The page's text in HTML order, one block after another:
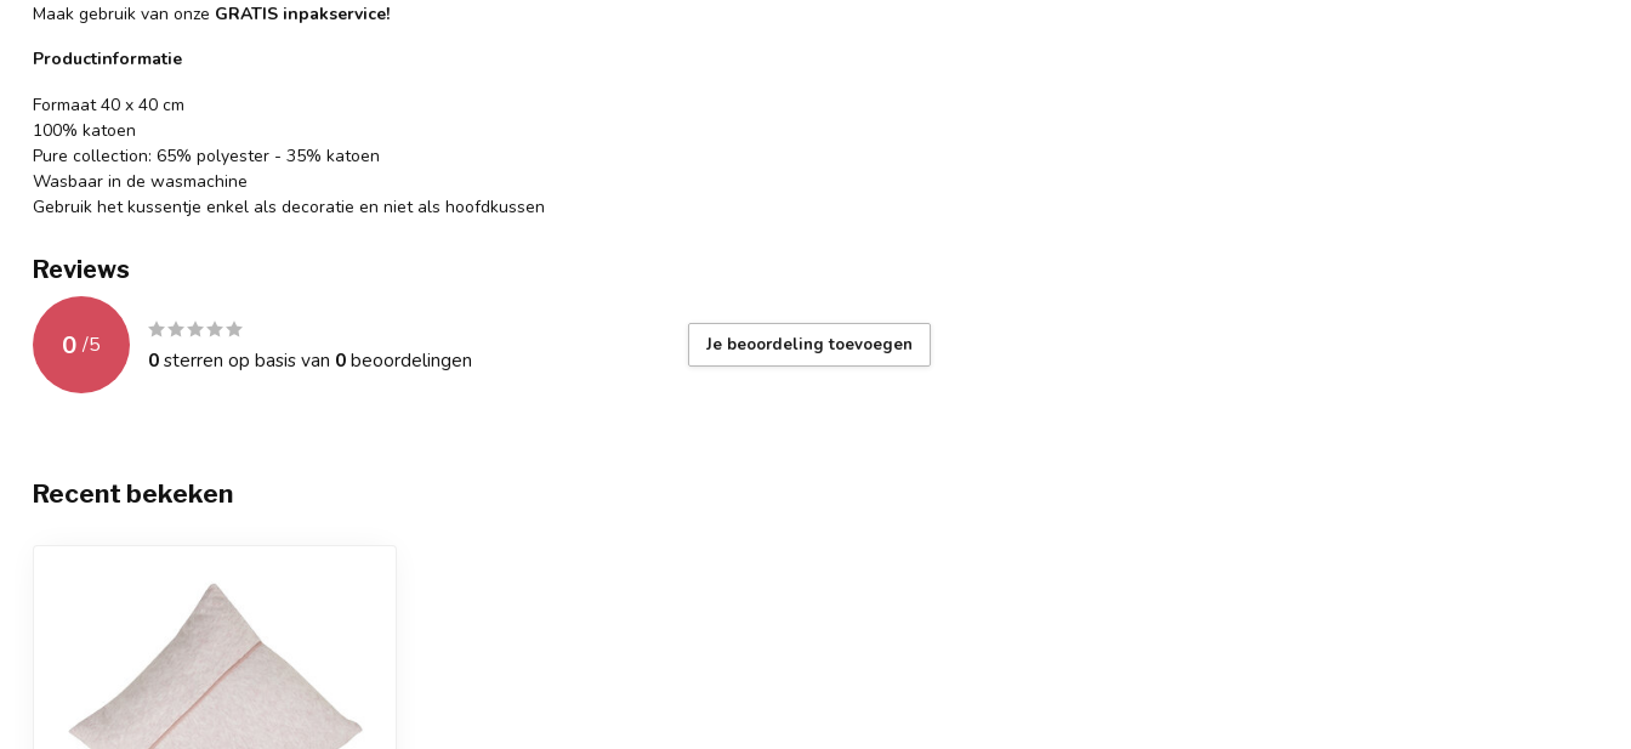
Maak gebruik van onze GRATIS inpakservice!
Productinformatie
Formaat 40 x 40 cm
100% katoen
Pure collection: 65% polyester - 35% katoen
Wasbaar in de wasmachine
Gebruik het kussentje enkel als decoratie en niet als hoofdkussen
Reviews
0 /5
0sterren op basis van 0beoordelingen
Je beoordeling toevoegen
Recent bekeken